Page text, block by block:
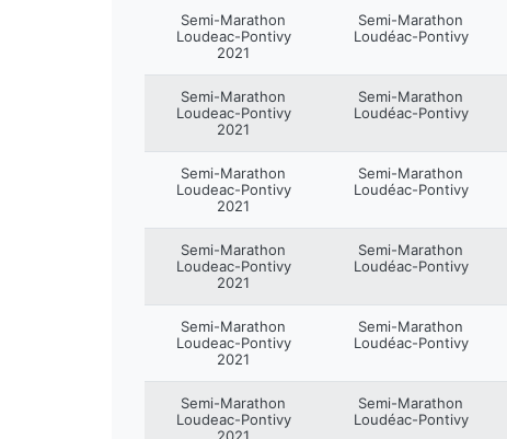
Semi-Marathon
Loudeac-Pontivy
2021
Semi-Marathon
Loudéac-Pontivy
Semi-Marathon
Loudeac-Pontivy
2021
Semi-Marathon
Loudéac-Pontivy
Semi-Marathon
Loudeac-Pontivy
2021
Semi-Marathon
Loudéac-Pontivy
Semi-Marathon
Loudeac-Pontivy
2021
Semi-Marathon
Loudéac-Pontivy
Semi-Marathon
Loudeac-Pontivy
2021
Semi-Marathon
Loudéac-Pontivy
Semi-Marathon
Loudeac-Pontivy
Semi-Marathon
Loudéac-Pontivy